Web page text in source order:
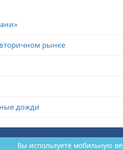
рынке
дожди
Вы используете мобильную